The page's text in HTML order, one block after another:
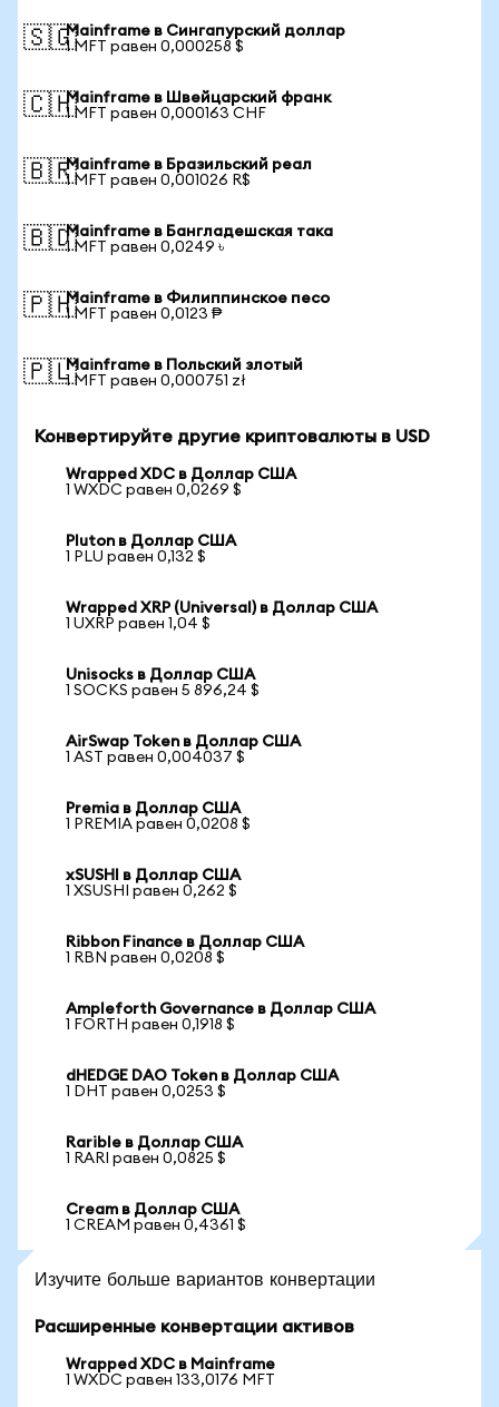
🇸🇬Mainframe в Сингапурский доллар
1 MFT равен 0,000258 $
🇨🇭Mainframe в Швейцарский франк
1 MFT равен 0,000163 CHF
🇧🇷Mainframe в Бразильский реал
1 MFT равен 0,001026 R$
🇧🇩Mainframe в Бангладешская така
1 MFT равен 0,0249 ৳
🇵🇭Mainframe в Филиппинское песо
1 MFT равен 0,0123 ₱
🇵🇱Mainframe в Польский злотый
1 MFT равен 0,000751 zł
Конвертируйте другие криптовалюты в USD
Wrapped XDC в Доллар США
1 WXDC равен 0,0269 $
Pluton в Доллар США
1 PLU равен 0,132 $
Wrapped XRP (Universal) в Доллар США
1 UXRP равен 1,04 $
Unisocks в Доллар США
1 SOCKS равен 5 896,24 $
AirSwap Token в Доллар США
1 AST равен 0,004037 $
Premia в Доллар США
1 PREMIA равен 0,0208 $
xSUSHI в Доллар США
1 XSUSHI равен 0,262 $
Ribbon Finance в Доллар США
1 RBN равен 0,0208 $
Ampleforth Governance в Доллар США
1 FORTH равен 0,1918 $
dHEDGE DAO Token в Доллар США
1 DHT равен 0,0253 $
Rarible в Доллар США
1 RARI равен 0,0825 $
Cream в Доллар США
1 CREAM равен 0,4361 $
Изучите больше вариантов конвертации
Расширенные конвертации активов
Wrapped XDC в Mainframe
1 WXDC равен 133,0176 MFT